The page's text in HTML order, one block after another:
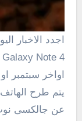
اواخر سبتمبر
يتم طرح
عن جالكسى نوت 4